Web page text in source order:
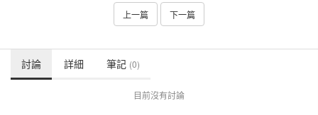
上一篇 下一篇
討論 詳細 筆記 (0)
目前沒有討論